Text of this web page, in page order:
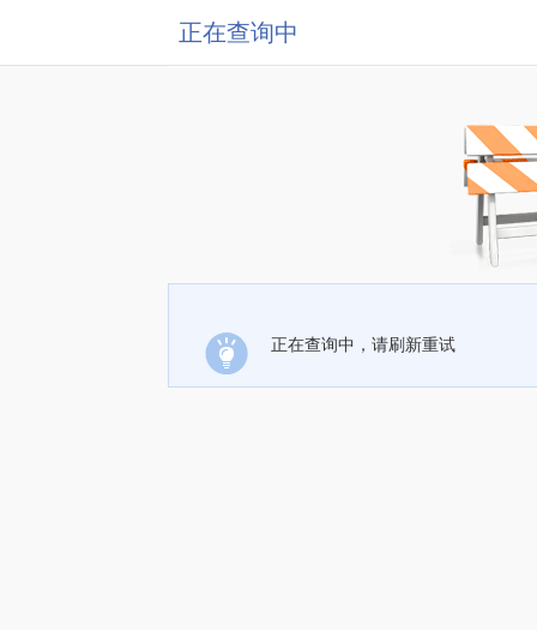
正在查询中
正在查询中，请刷新重试